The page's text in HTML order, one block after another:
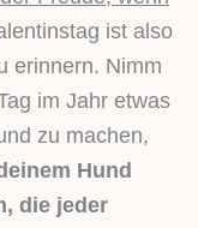
ist also
erinnern. Nimm
im Jahr etwas
zu machen,
Hund
die jeder